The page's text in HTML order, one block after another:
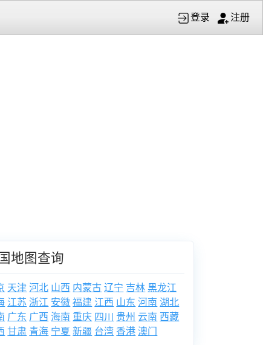
登录 注册
地图查询
天津河北 山西 内蒙古辽宁 吉林黑龙江
江苏 浙江 安徽福建 江西 山东 河南 湖北
广东 广西 海南 重庆 四川 贵州 云南 西藏
甘肃 青海 宁夏 新疆 台湾 香港 澳门